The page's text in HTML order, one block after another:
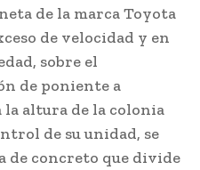
de la marca Toyota
de velocidad y en
sobre el
de poniente a
altura de la colonia
de su unidad, se
de concreto que divide